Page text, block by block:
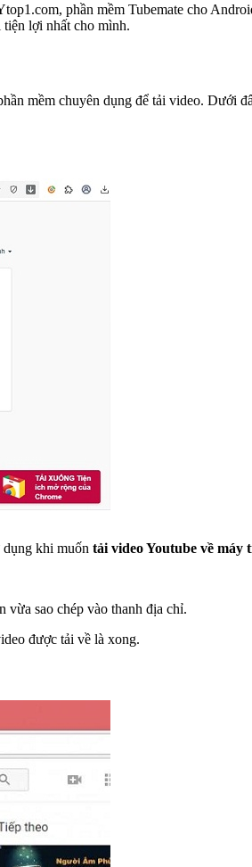
phần mềm Tubemate cho
tiện lợi nhất cho mình.
mềm chuyên dụng để tải video. Dưới
khi muốn tải video Youtube về máy
vừa sao chép vào thanh địa chỉ.
được tải về là xong.